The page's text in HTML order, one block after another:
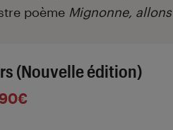
poème Mignonne,
(Nouvelle édition)